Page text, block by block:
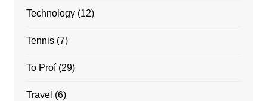
Technology(12)
Tennis(7)
To Proí (29)
Travel (6)